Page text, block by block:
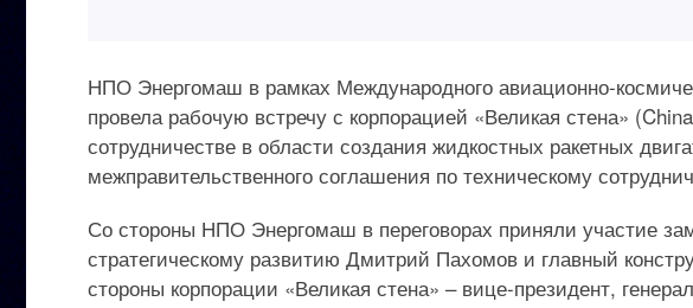
НПО Энергомаш в рамках Международного авиационно-
провела рабочую встречу с корпорацией «Великая стена»
сотрудничестве в области создания жидкостных ракетных
межправительственного соглашения по техническому
Со стороны НПО Энергомаш в переговорах приняли участие
стратегическому развитию Дмитрий Пахомов и главный
стороны корпорации «Великая стена» – вице-президент,